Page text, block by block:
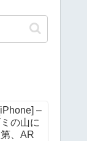
–
の山に
、AR